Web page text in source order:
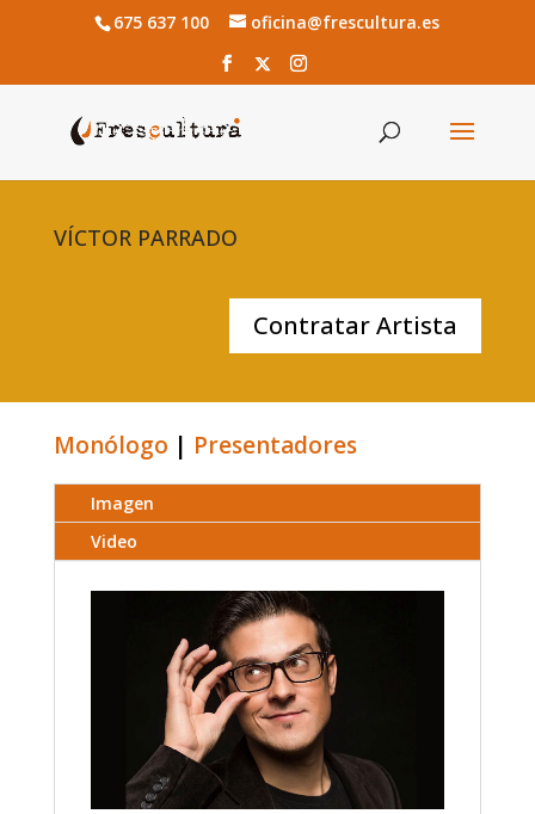
675 637 100 oficina@frescultura.es
VÍCTOR PARRADO
Contratar Artista
Monólogo | Presentadores
Imagen
Video